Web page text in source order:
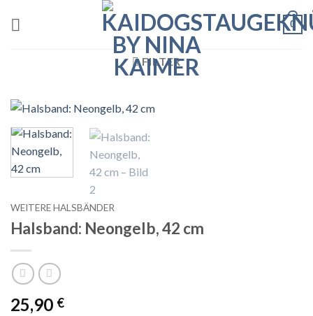
0
FILTER
WEITERE HALSBÄNDER
Halsband: Neongelb, 42 cm
25,90 €